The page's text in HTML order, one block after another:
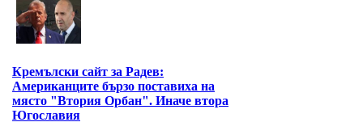
Кремълски сайт за Радев:
Американците бързо поставиха на
място "Втория Орбан". Иначе втора
Югославия